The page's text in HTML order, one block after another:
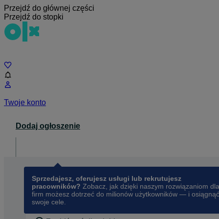
Przejdź do głównej części
Przejdź do stopki
Twoje konto
Dodaj ogłoszenie
Sprzedajesz, oferujesz usługi lub rekrutujesz
pracowników? Zobacz, jak dzięki naszym rozwiązaniom dla
firm możesz dotrzeć do milionów użytkowników — i osiągnąć
swoje cele.